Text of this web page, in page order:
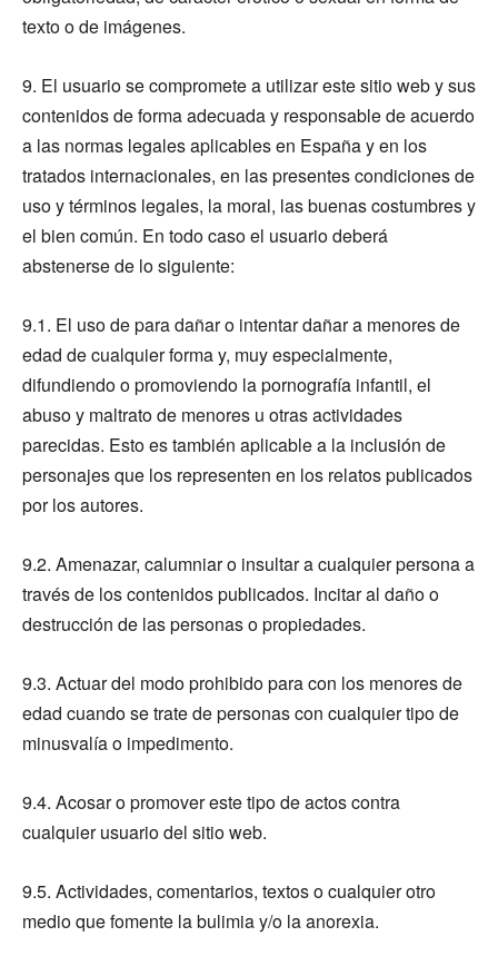
texto o de imágenes.
9. El usuario se compromete a utilizar este sitio web y sus
contenidos de forma adecuada y responsable de acuerdo
a las normas legales aplicables en España y en los
tratados internacionales, en las presentes condiciones de
uso y términos legales, la moral, las buenas costumbres y
el bien común. En todo caso el usuario deberá
abstenerse de lo siguiente:
9.1. El uso de para dañar o intentar dañar a menores de
edad de cualquier forma y, muy especialmente,
difundiendo o promoviendo la pornografía infantil, el
abuso y maltrato de menores u otras actividades
parecidas. Esto es también aplicable a la inclusión de
personajes que los representen en los relatos publicados
por los autores.
9.2. Amenazar, calumniar o insultar a cualquier persona a
través de los contenidos publicados. Incitar al daño o
destrucción de las personas o propiedades.
9.3. Actuar del modo prohibido para con los menores de
edad cuando se trate de personas con cualquier tipo de
minusvalía o impedimento.
9.4. Acosar o promover este tipo de actos contra
cualquier usuario del sitio web.
9.5. Actividades, comentarios, textos o cualquier otro
medio que fomente la bulimia y/o la anorexia.